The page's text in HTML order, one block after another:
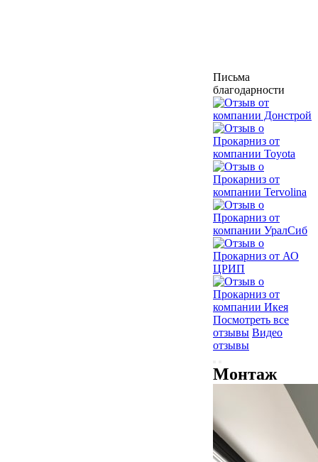
Письма
благодарности
Посмотреть все
отзывы Видео
отзывы
Монтаж